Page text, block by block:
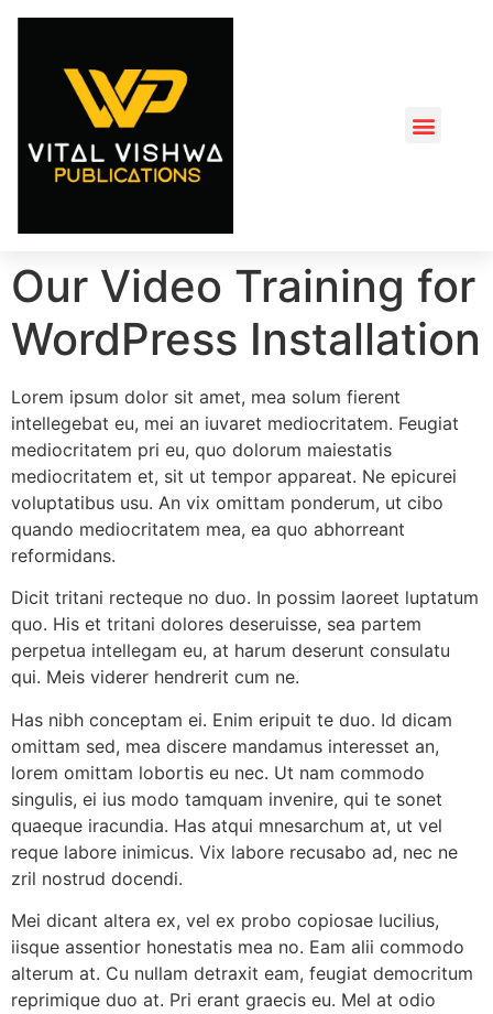
Our Video Training for
WordPress Installation
Lorem ipsum dolor sit amet, mea solum fierent
intellegebat eu, mei an iuvaret mediocritatem. Feugiat
mediocritatem pri eu, quo dolorum maiestatis
mediocritatem et, sit ut tempor appareat. Ne epicurei
voluptatibus usu. An vix omittam ponderum, ut cibo
quando mediocritatem mea, ea quo abhorreant
reformidans.
Dicit tritani recteque no duo. In possim laoreet luptatum
quo. His et tritani dolores deseruisse, sea partem
perpetua intellegam eu, at harum deserunt consulatu
qui. Meis viderer hendrerit cum ne.
Has nibh conceptam ei. Enim eripuit te duo. Id dicam
omittam sed, mea discere mandamus interesset an,
lorem omittam lobortis eu nec. Ut nam commodo
singulis, ei ius modo tamquam invenire, qui te sonet
quaeque iracundia. Has atqui mnesarchum at, ut vel
reque labore inimicus. Vix labore recusabo ad, nec ne
zril nostrud docendi.
Mei dicant altera ex, vel ex probo copiosae lucilius,
iisque assentior honestatis mea no. Eam alii commodo
alterum at. Cu nullam detraxit eam, feugiat democritum
reprimique duo at. Pri erant graecis eu. Mel at odio